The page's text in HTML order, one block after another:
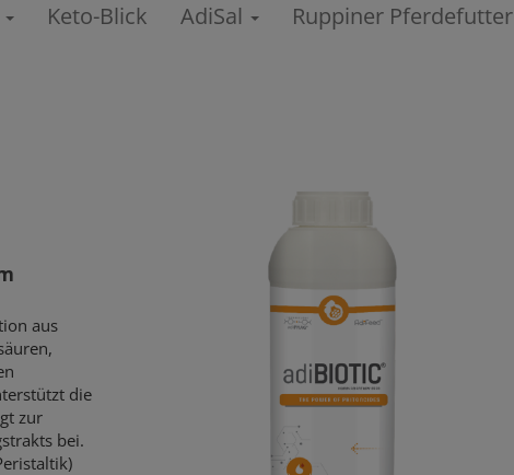
Keto-Blick AdiSal Ruppiner Pferdefutter
aus
die
zur
bei.